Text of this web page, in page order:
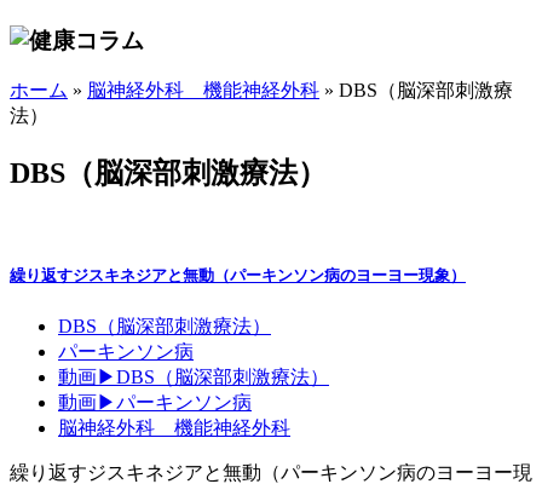
ホーム » 脳神経外科 機能神経外科 » DBS（脳深部刺激療
法）
DBS（脳深部刺激療法）
繰り返すジスキネジアと無動（パーキンソン病のヨーヨー現象）
DBS（脳深部刺激療法）
パーキンソン病
動画▶DBS（脳深部刺激療法）
動画▶パーキンソン病
脳神経外科 機能神経外科
繰り返すジスキネジアと無動（パーキンソン病のヨーヨー現